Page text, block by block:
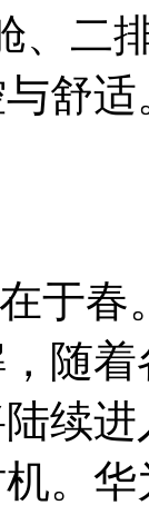
、二
舒
于春
随
续
。